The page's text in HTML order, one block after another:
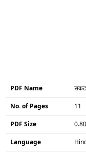
PDF Name
No. of Pages 11
PDF Size
Language